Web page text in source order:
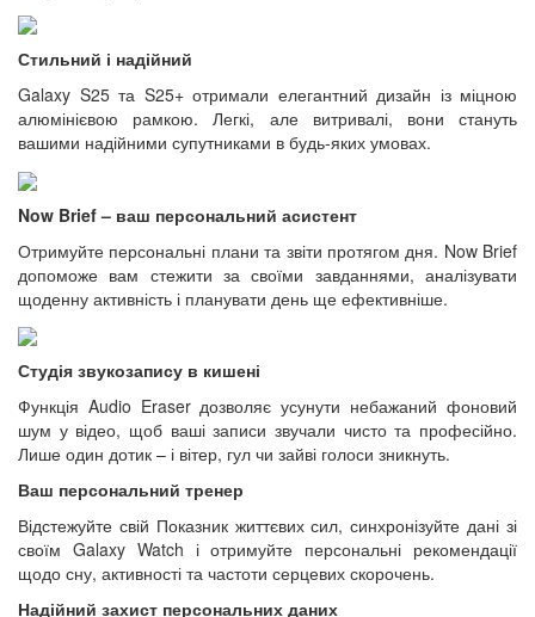
Стильний і надійний
Galaxy S25 та S25+ отримали елегантний дизайн із міцною
алюмінієвою рамкою. Легкі, але витривалі, вони стануть
вашими надійними супутниками в будь-яких умовах.
Now Brief – ваш персональний асистент
Отримуйте персональні плани та звіти протягом дня. Now Brief
допоможе вам стежити за своїми завданнями, аналізувати
щоденну активність і планувати день ще ефективніше.
Студія звукозапису в кишені
Функція Audio Eraser дозволяє усунути небажаний фоновий
шум у відео, щоб ваші записи звучали чисто та професійно.
Лише один дотик – і вітер, гул чи зайві голоси зникнуть.
Ваш персональний тренер
Відстежуйте свій Показник життєвих сил, синхронізуйте дані зі
своїм Galaxy Watch і отримуйте персональні рекомендації
щодо сну, активності та частоти серцевих скорочень.
Надійний захист персональних даних